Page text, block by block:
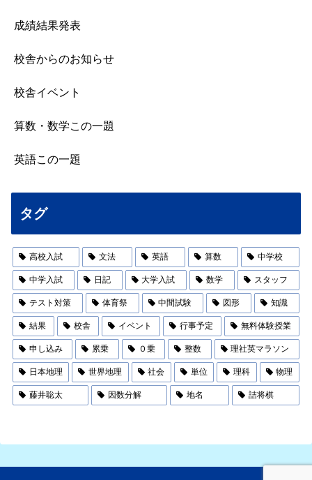
成績結果発表
校舎からのお知らせ
校舎イベント
算数・数学この一題
英語この一題
タグ
高校入試 文法 英語 算数 中学校
中学入試 日記 大学入試 数学 スタッフ
テスト対策 体育祭 中間試験 図形 知識
結果 校舎 イベント 行事予定 無料体験授業
申し込み 累乗 ０乗 整数 理社英マラソン
日本地理 世界地理 社会 単位 理科 物理
藤井聡太 因数分解 地名 詰将棋